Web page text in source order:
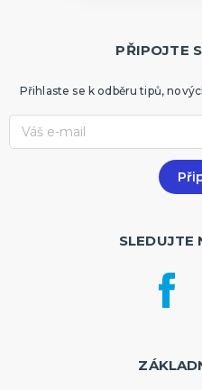
PŘIPOJTE
Přihlaste se k odběru tipů,
SLEDUJTE